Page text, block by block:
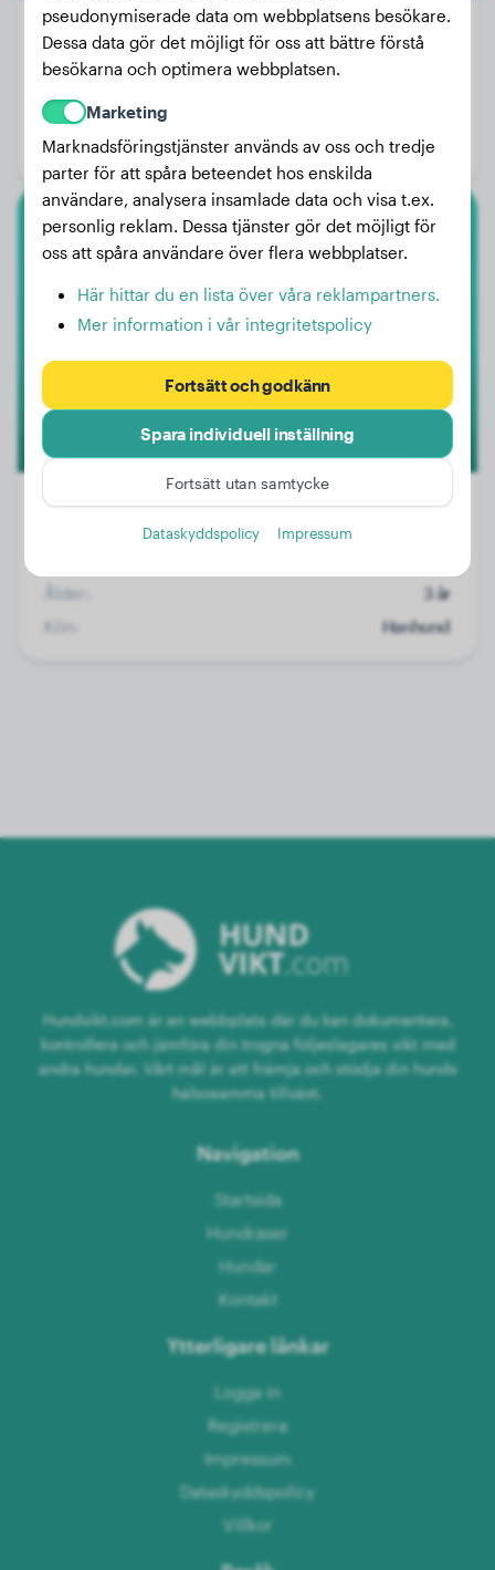
Ålder:
Kön:
Hanhund
Tax
Brutus
Ålder:
3 år
Kön:
Hanhund
Hundvikt.com är en webbplats där du kan dokumentera,
kontrollera och jämföra din trogna följeslagares vikt med
andra hundar. Vårt mål är att främja och stödja din hunds
hälsosamma tillväxt.
Navigation
Startsida
Hundraser
Hundar
Kontakt
Ytterligare länkar
Logga in
Registrera
Impressum
Dataskyddspolicy
Villkor
pseudonymiserade data om webbplatsens besökare.
Dessa data gör det möjligt för oss att bättre förstå
besökarna och optimera webbplatsen.
Marketing
Marknadsföringstjänster används av oss och tredje
parter för att spåra beteendet hos enskilda
användare, analysera insamlade data och visa t.ex.
personlig reklam. Dessa tjänster gör det möjligt för
oss att spåra användare över flera webbplatser.
Här hittar du en lista över våra reklampartners.
Mer information i vår integritetspolicy
Fortsätt och godkänn
Spara individuell inställning
Fortsätt utan samtycke
Dataskyddspolicy Impressum